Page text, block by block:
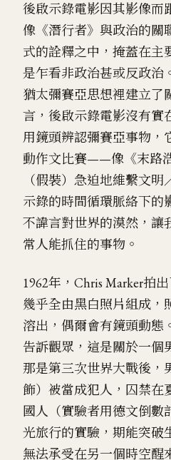
後啟示錄電影因其影像而
像《潛行者》與政治的關
式的詮釋之中，掩蓋在主
是乍看非政治甚或反政治
猶太彌賽亞思想裡建立了
言，後啟示錄電影沒有實
用鏡頭辨認彌賽亞事物，
動作文比賽——像《末路
（假裝）急迫地維繫文
示錄的時間循環脈絡下的
不諱言對世界的漠然，讓
常人能抓住的事物。
1962年，Chris Marker拍
幾乎全由黑白照片組成，
溶出，偶爾會有鏡頭動態
告訴觀眾，這是關於一個
那是第三次世界大戰後，
飾）被當成犯人，囚禁在
國人（實驗者用德文倒數
光旅行的實驗，期能突破
無法承受在另一個時空醒